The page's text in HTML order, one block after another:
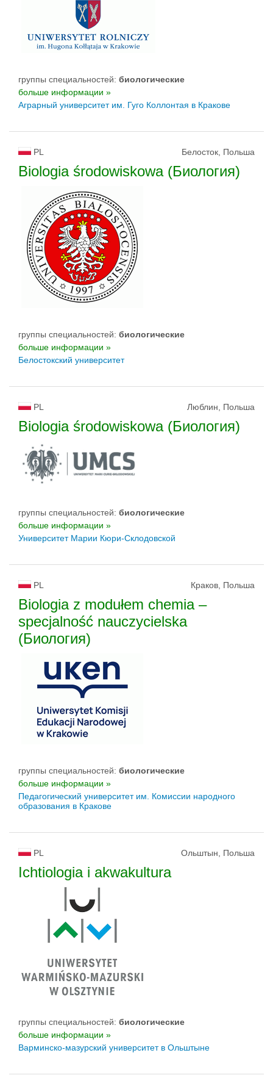
группы специальностей: биологическиe
больше информации »
Аграрный университет им. Гуго Коллонтая в Кракове
PL Белосток, Польша
Biologia środowiskowa (Биология)
группы специальностей: биологическиe
больше информации »
Белостокский университет
PL Люблин, Польша
Biologia środowiskowa (Биология)
группы специальностей: биологическиe
больше информации »
Университет Марии Кюри-Склодовской
PL Краков, Польша
Biologia z modułem chemia –
specjalność nauczycielska
(Биология)
группы специальностей: биологическиe
больше информации »
Педагогический университет им. Комиссии народного
образования в Кракове
PL Ольштын, Польша
Ichtiologia i akwakultura
группы специальностей: биологическиe
больше информации »
Варминско-мазурский yниверситет в Ольштыне